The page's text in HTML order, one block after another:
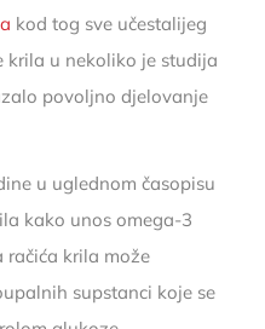
kod tog sve učestalijeg
krila u nekoliko je studija
povoljno djelovanje
u uglednom časopisu
kako unos omega-3
krila može
supstanci koje se